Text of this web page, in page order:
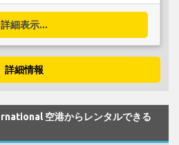
詳細表示...
詳細情報
空港からレンタルできる